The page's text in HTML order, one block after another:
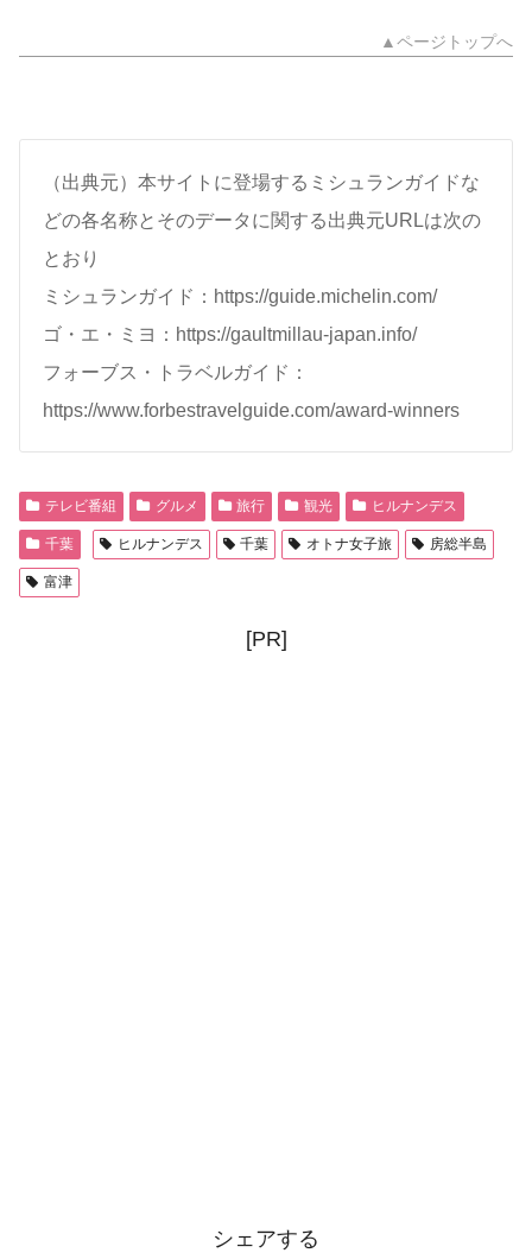
▲ページトップへ
（出典元）本サイトに登場するミシュランガイドな
どの各名称とそのデータに関する出典元URLは次の
とおり
ミシュランガイド：https://guide.michelin.com/
ゴ・エ・ミヨ：https://gaultmillau-japan.info/
フォーブス・トラベルガイド：
https://www.forbestravelguide.com/award-winners
テレビ番組 グルメ 旅行 観光 ヒルナンデス
千葉 ヒルナンデス 千葉 オトナ女子旅 房総半島
富津
[PR]
シェアする